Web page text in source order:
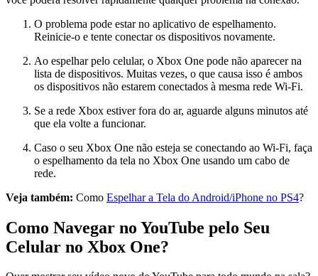
O problema pode estar no aplicativo de espelhamento.
Reinicie-o e tente conectar os dispositivos novamente.
Ao espelhar pelo celular, o Xbox One pode não aparecer na
lista de dispositivos. Muitas vezes, o que causa isso é ambos
os dispositivos não estarem conectados à mesma rede Wi-Fi.
Se a rede Xbox estiver fora do ar, aguarde alguns minutos até
que ela volte a funcionar.
Caso o seu Xbox One não esteja se conectando ao Wi-Fi, faça
o espelhamento da tela no Xbox One usando um cabo de
rede.
Veja também: Como Espelhar a Tela do Android/iPhone no PS4?
Como Navegar no YouTube pelo Seu
Celular no Xbox One?